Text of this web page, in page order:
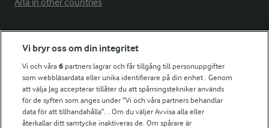
Arla in other countries
Fler Arlasajter
För ägare
Arlas kundportal
Arla.com
Falbygdens Ost
Vi bryr oss om din integritet
Vi och våra6 partners lagrar och får tillgång till personuppgifter
som webbläsardata eller unika identifierare på din enhet . Genom
att välja Jag accepterar tillåter du att spårningstekniker används
för de syften som anges under ”Vi och våra partners behandlar
data för att tillhandahålla”. . Om du väljer Avvisa alla eller
återkallar ditt samtycke inaktiveras de. Om spårare är